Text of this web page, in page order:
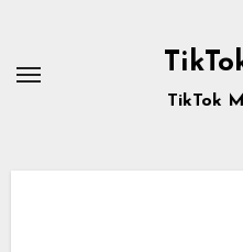
contenuto
TikTok